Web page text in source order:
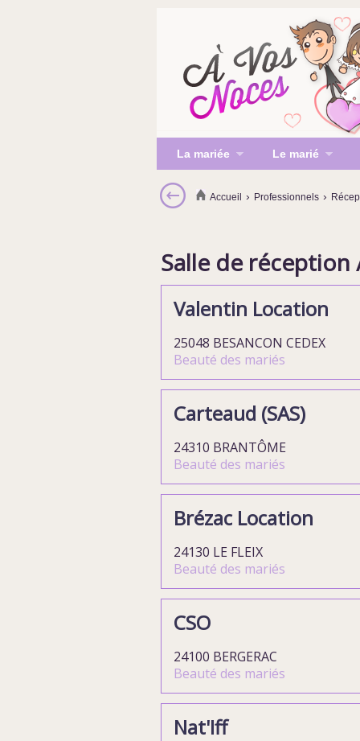
La mariée Le marié
Accueil › Professionnels ›
Salle de
Valentin Location
25048 BESANCON CEDEX
Beauté des mariés
Carteaud (SAS)
24310 BRANTÔME
Beauté des mariés
Brézac Location
24130 LE FLEIX
Beauté des mariés
CSO
24100 BERGERAC
Beauté des mariés
Nat'Iff